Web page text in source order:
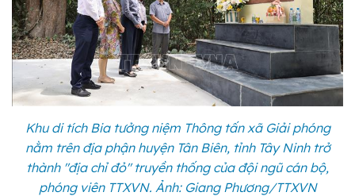
Khu di tích Bia tưởng niệm Thông tấn xã Giải phóng
nằm trên địa phận huyện Tân Biên, tỉnh Tây Ninh trở
thành "địa chỉ đỏ" truyền thống của đội ngũ cán bộ,
phóng viên TTXVN. Ảnh: Giang Phương/TTXVN